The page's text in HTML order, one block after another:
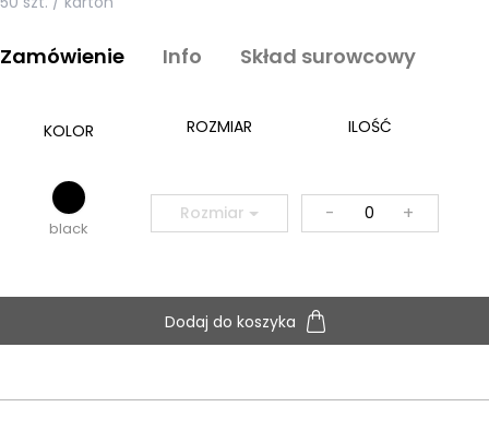
Zamówienie Info Skład surowcowy
KOLOR ROZMIAR ILOŚĆ
black
Rozmiar - +
Dodaj do koszyka